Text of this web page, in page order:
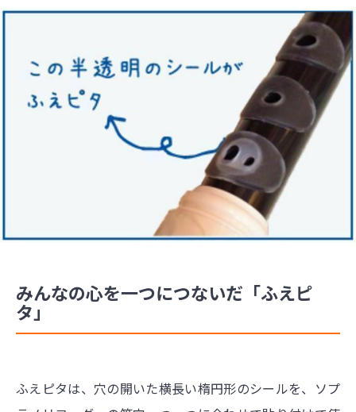
みんなの心を一つにつないだ「ふえピ
タ」
ふえピタは、穴の開いた横長い楕円形のシールを、ソプ